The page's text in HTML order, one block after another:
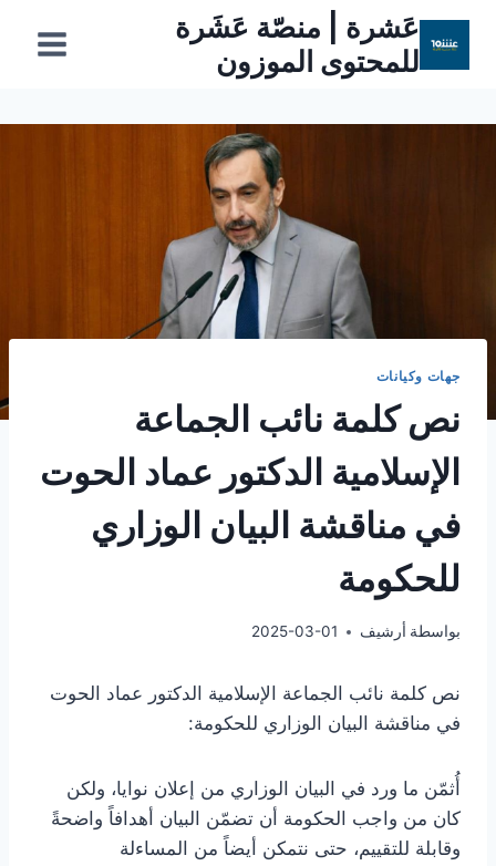
المحتوى
عَشرة | منصّة عَشَرة
للمحتوى الموزون
جهات وكيانات
نص كلمة نائب الجماعة
الإسلامية الدكتور عماد الحوت
في مناقشة البيان الوزاري
للحكومة
بواسطة أرشيف 2025-03-01
نص كلمة نائب الجماعة الإسلامية الدكتور عماد الحوت
في مناقشة البيان الوزاري للحكومة:
أُثمّن ما ورد في البيان الوزاري من إعلان نوايا، ولكن
كان من واجب الحكومة أن تضمّن البيان أهدافاً واضحةً
وقابلة للتقييم، حتى نتمكن أيضاً من المساءلة